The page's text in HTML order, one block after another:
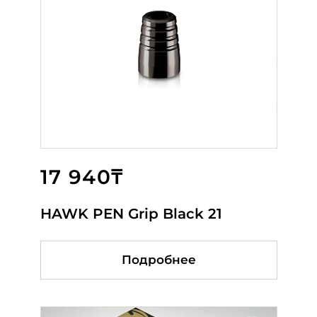
17 940₸
HAWK PEN Grip Black 21
Подробнее
82 800₸
HAWK Grip Orange 21
Подробнее
65 000₸
Bella Dragon Red
Подробнее